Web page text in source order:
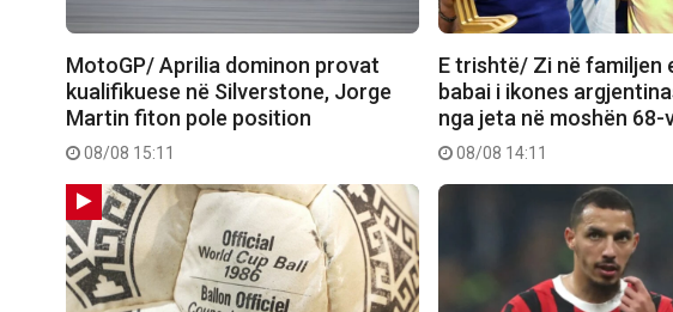
MotoGP/ Aprilia dominon provat
kualifikuese në Silverstone, Jorge
Martin fiton pole position
08/08 15:11
E trishtë/ Zi në familjen
babai i ikones
nga jeta në moshën 68-
08/08 14:11